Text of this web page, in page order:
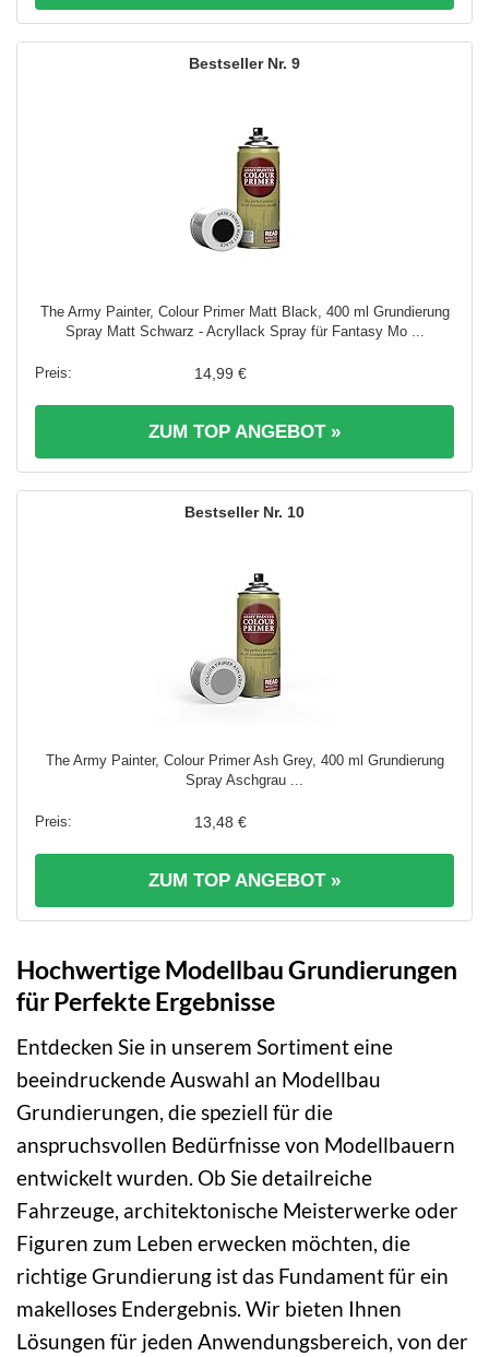
9
The Army Painter, Colour Primer Matt Black, 400 ml Grundierung
Spray Matt Schwarz - Acryllack Spray für Fantasy Mo ...
14,99 €
ZUM TOP ANGEBOT »
10
The Army Painter, Colour Primer Ash Grey, 400 ml Grundierung
Spray Aschgrau ...
13,48 €
ZUM TOP ANGEBOT »
Hochwertige Modellbau Grundierungen
für Perfekte Ergebnisse
Entdecken Sie in unserem Sortiment eine
beeindruckende Auswahl an Modellbau
Grundierungen, die speziell für die
anspruchsvollen Bedürfnisse von Modellbauern
entwickelt wurden. Ob Sie detailreiche
Fahrzeuge, architektonische Meisterwerke oder
Figuren zum Leben erwecken möchten, die
richtige Grundierung ist das Fundament für ein
makelloses Endergebnis. Wir bieten Ihnen
Lösungen für jeden Anwendungsbereich, von der